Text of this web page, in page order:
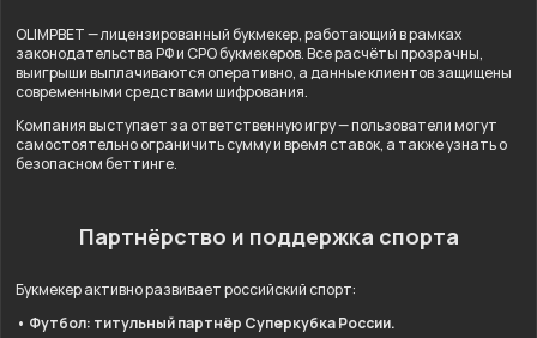
OLIMPBET — лицензированный букмекер, работающий в рамках
законодательства РФ и СРО букмекеров. Все расчёты прозрачны,
выигрыши выплачиваются оперативно, а данные клиентов защищены
современными средствами шифрования.
Компания выступает за ответственную игру — пользователи могут
самостоятельно ограничить сумму и время ставок, а также узнать о
безопасном беттинге.
Партнёрство и поддержка спорта
Букмекер активно развивает российский спорт:
• Футбол: титульный партнёр Суперкубка России.